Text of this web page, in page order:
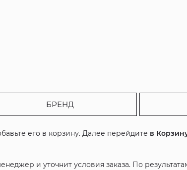
БРЕНД
его в корзину. Далее перейдите в
и уточнит условия заказа. По